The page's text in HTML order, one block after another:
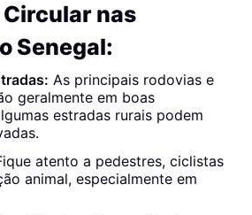
nas
Senegal:
As principais rodovias e
geralmente em boas
estradas rurais podem
atento a pedestres, ciclistas
animal, especialmente em